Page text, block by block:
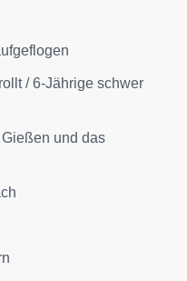
/ 6-Jährige schwer
und das